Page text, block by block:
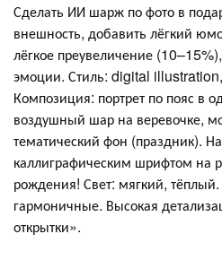
Сделать ИИ шарж по фото в
внешность, добавить лёгкий
лёгкое преувеличение
эмоции. Стиль: digital
Композиция: портрет по пояс в
воздушный шар на веревочке,
тематический фон (праздник).
каллиграфическим шрифтом на
рождения! Свет: мягкий,
гармоничные. Высокая
открытки».